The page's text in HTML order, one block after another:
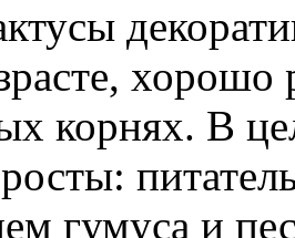
хорошо
корнях. В
гумуса и